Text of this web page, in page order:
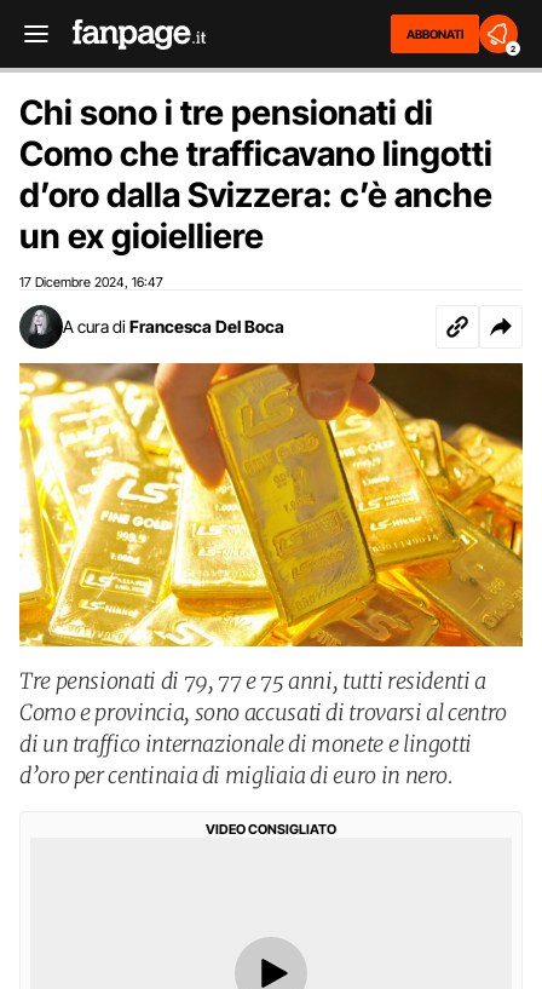
ABBONATI
2
Chi sono i tre pensionati di
Como che trafficavano lingotti
d’oro dalla Svizzera: c’è anche
un ex gioielliere
17 Dicembre 2024 16:47
A cura di Francesca Del Boca
Tre pensionati di 79, 77 e 75 anni, tutti residenti a
Como e provincia, sono accusati di trovarsi al centro
di un traffico internazionale di monete e lingotti
d’oro per centinaia di migliaia di euro in nero.
VIDEO CONSIGLIATO